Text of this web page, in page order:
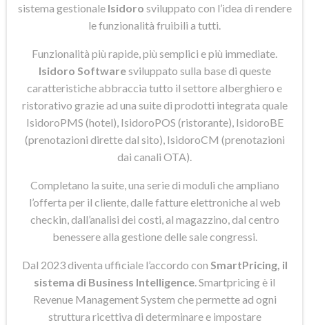
sistema gestionale Isidoro sviluppato con l’idea di rendere
le funzionalità fruibili a tutti.
Funzionalità più rapide, più semplici e più immediate.
Isidoro Softwaresviluppato sulla base di queste
caratteristiche abbraccia tutto il settore alberghiero e
ristorativo grazie ad una suite di prodotti integrata quale
IsidoroPMS (hotel), IsidoroPOS (ristorante), IsidoroBE
(prenotazioni dirette dal sito), IsidoroCM (prenotazioni
dai canali OTA).
Completano la suite, una serie di moduli che ampliano
l’offerta per il cliente, dalle fatture elettroniche al web
checkin, dall’analisi dei costi, al magazzino, dal centro
benessere alla gestione delle sale congressi.
Dal 2023 diventa ufficiale l’accordo con SmartPricing, il
sistema di Business Intelligence . Smartpricing è il
Revenue Management System che permette ad ogni
struttura ricettiva di determinare e impostare